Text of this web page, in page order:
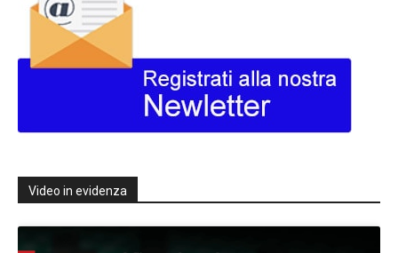
Video in evidenza